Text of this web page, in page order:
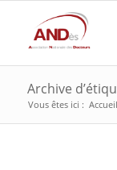
Archive
Vous êtes ici : Accueil